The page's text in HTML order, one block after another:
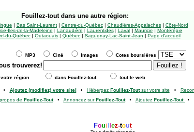
Fouillez-tout dans une autre région:
| Bas Saint-Laurent| Centre-du-Québec| Chaudières-Appalaches| Côte-Nord
Îles-de-la-Madeleine | Lanaudière | Laurentides| Laval| Mauricie | Montérégie
du-Québec | Outaouais | Québec | Saguenay-Lac-Saint-Jean | Page d'accueil
MP3 Ciné Images Cotes boursières
trouverez!
région dans Fouillez-tout tout le web
• Ajoutez (modifiez) votre site!• Hébergez Fouillez-Toutsur votre site •
de Fouillez-Tout• Annoncez surFouillez-Tout• Ajoutez Fouillez-Tout •
Foui ez-tout